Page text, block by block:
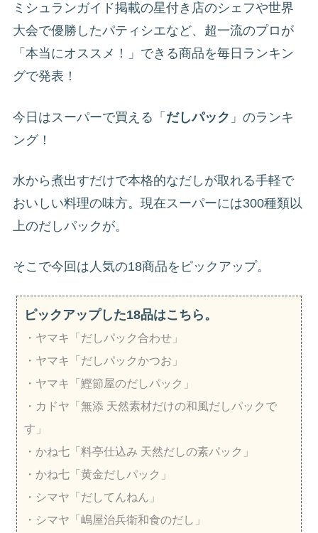
ミシュランガイド掲載の星付き店のシェフや世界
大会で優勝したパティシエなど、超一流のプロが
「本当にオススメ！」できる商品を毎日ランキン
グで発表！
今日はスーパーで買える「 だしパック 」のランキ
ング！
水から煮出すだけで本格的なだしが取れる手軽で
おいしい料理の味方。現在スーパーには300種類以
上のだしパックが。
そこで今回は人気の18商品をピックアップ。
ピックアップした18品はこちら。
・ヤマキ「だしパック合わせ」
・ヤマキ「だしパックかつお」
・ヤマキ「鰹節屋のだしパック」
・カドヤ「無添 天然素材だけの和風だしパックで
す」
・かね七「料亭仕込み 天然だしの素パック」
・かね七「黄金だしパック」
・シマヤ「だしてんねん」
・シマヤ「嶋屋治兵衛和食のだし」